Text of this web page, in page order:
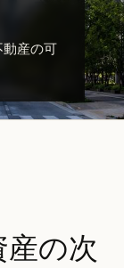
動産の可
の次